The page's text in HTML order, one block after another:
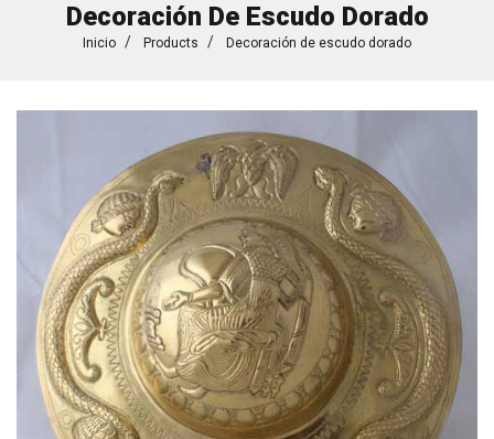
Decoración De Escudo Dorado
Inicio Products Decoración de escudo dorado